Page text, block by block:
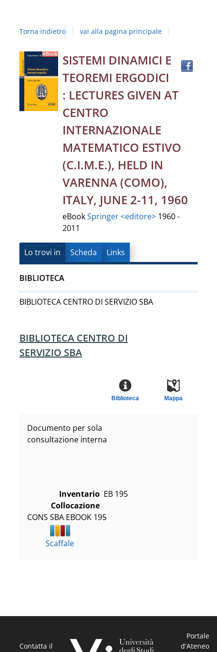
Campania
"Luigi
Vanvitelli"
Torna indietro vai alla pagina principale
Dettaglio
del
documento
SISTEMI DINAMICI E
TEOREMI ERGODICI
: LECTURES GIVEN AT
CENTRO
INTERNAZIONALE
MATEMATICO ESTIVO
(C.I.M.E.), HELD IN
VARENNA (COMO),
ITALY, JUNE 2-11, 1960
eBookSpringer <editore> 1960 -
2011
Lo trovi in Scheda Links
BIBLIOTECA
BIBLIOTECA CENTRO DI SERVIZIO SBA
BIBLIOTECA CENTRO DI
SERVIZIO SBA
Mappa
Biblioteca
Documento per sola
consultazione interna
Inventario EB 195
Collocazione
CONS SBA EBOOK 195
Scaffale
Contatta il
Portale
d'Ateneo